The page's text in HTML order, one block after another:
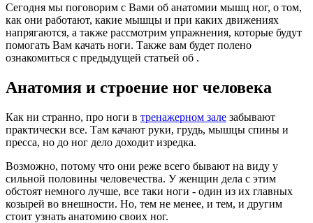
Сегодня мы поговорим с Вами об анатомии мышц ног, о том,
как они работают, какие мышцы и при каких движениях
напрягаются, а также рассмотрим упражнения, которые будут
помогать Вам качать ноги. Также вам будет полено
ознакомиться с предыдущей статьей об .
Анатомия и строение ног человека
Как ни странно, про ноги в тренажерном зале забывают
практически все. Там качают руки, грудь, мышцы спины и
пресса, но до ног дело доходит изредка.
Возможно, потому что они реже всего бывают на виду у
сильной половины человечества. У женщин дела с этим
обстоят немного лучше, все таки ноги - один из их главных
козырей во внешности. Но, тем не менее, и тем, и другим
стоит узнать анатомию своих ног.